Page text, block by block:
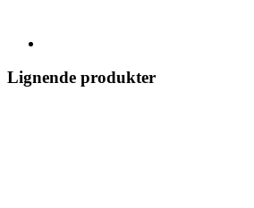
Lignende produkter